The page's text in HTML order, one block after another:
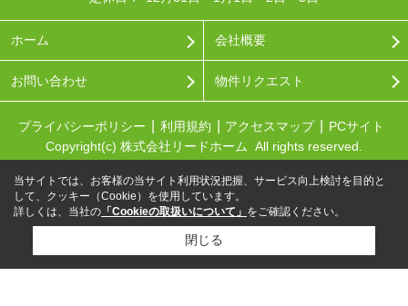
ホーム 会社概要
お問い合わせ 物件リクエスト
プライバシーポリシー 利用規約 アクセスマップ
PCサイト
Copyright(c) 株式会社リードホーム All rights reserved.
当サイトでは、お客様の当サイト利用状況把握、サービス向上検討を目的と
して、クッキー（Cookie）を使用しています。
詳しくは、当社の 「Cookieの取扱いについて」 をご確認ください。
閉じる